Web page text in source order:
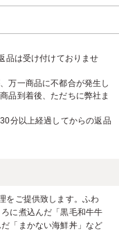
品は受け付けておりませ
万一商品に不都合が発生し
品到着後、ただちに弊社ま
分以上経過してからの返品
をご提供致します。ふわ
に煮込んだ「黒毛和牛牛
「まかない海鮮丼」など